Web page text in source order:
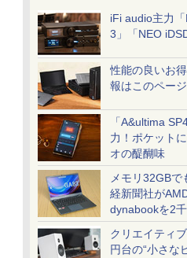
iFi audio主力
3」「NEO
性能の良いお
報はこのペー
「A&ultima
力！ポケット
オの醍醐味
メモリ32GB
経新聞社が
dynabookを2
クリエイティ
円台の“小さな